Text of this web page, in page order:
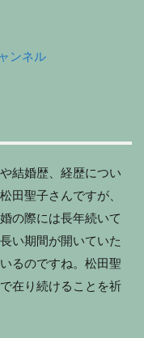
ンネル
結婚歴、経歴につい
田聖子さんですが、
の際には長年続いて
い期間が開いていた
るのですね。松田聖
在り続けることを祈